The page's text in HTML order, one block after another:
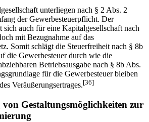
unterliegen nach § 2 Abs. 2
der Gewerbesteuerpflicht. Der
sich auch für eine Kapitalgesellschaft nach
mit Bezugnahme auf das
Somit schlägt die Steuerfreiheit nach § 8b
die Gewerbesteuer durch wie die
Betriebsausgabe nach § 8b Abs.
für die Gewerbesteuer bleiben
Veräußerungsertrages.[36]
Gestaltungsmöglichkeiten zur